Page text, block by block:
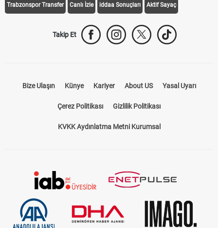
Trabzonspor Transfer Canlı İzle iddaa Sonuçları Aktif Sayaç
Takip Et
Bize Ulaşın Künye Kariyer About US Yasal Uyarı
Çerez Politikası Gizlilik Politikası
KVKK Aydınlatma Metni Kurumsal